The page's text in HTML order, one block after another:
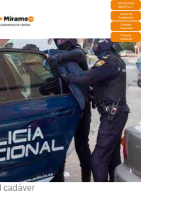
DESCARGA
MIRAPLAY
Buzón de
Sugerencias
Contratar
Publicidad
Contacto
Comercial
cadáver